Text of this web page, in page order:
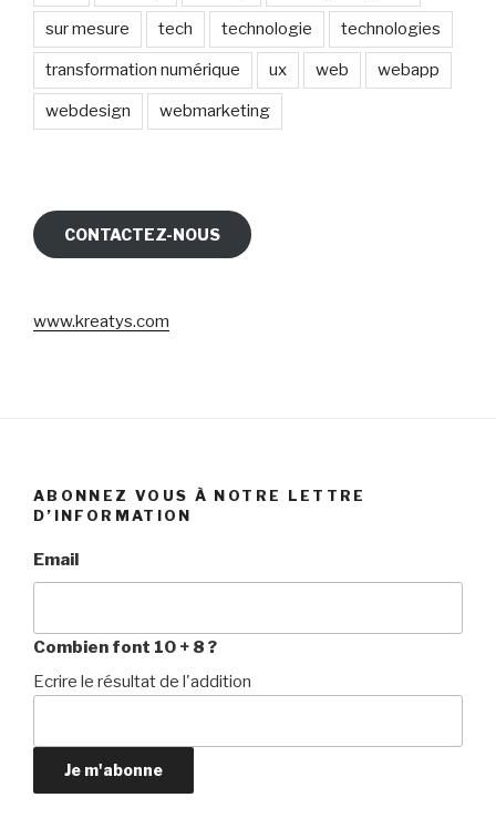
sur mesure tech technologie technologies
transformation numérique ux web webapp
webdesign webmarketing
CONTACTEZ-NOUS
www.kreatys.com
ABONNEZ VOUS À NOTRE LETTRE
D’INFORMATION
Email
Combien font 10 + 8 ?
Ecrire le résultat de l'addition
Je m'abonne